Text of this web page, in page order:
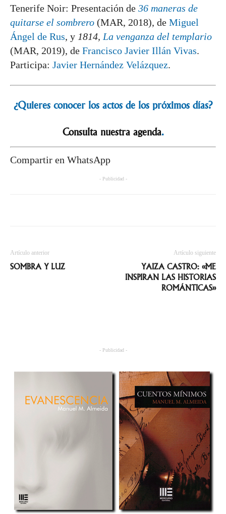
Tenerife Noir: Presentación de 36 maneras de
quitarse el sombrero (MAR, 2018), de Miguel
Ángel de Rus, y 1814, La venganza del templario
(MAR, 2019), de Francisco Javier Illán Vivas.
Participa: Javier Hernández Velázquez.
¿Quieres conocer los actos de los próximos días?
Consulta nuestra agenda.
Compartir en WhatsApp
- Publicidad -
Artículo anterior
SOMBRA Y LUZ
Artículo siguiente
YAIZA CASTRO: «ME
INSPIRAN LAS HISTORIAS
ROMÁNTICAS»
- Publicidad -